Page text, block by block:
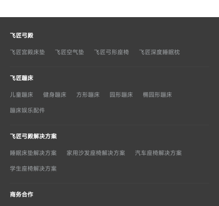
飞匠弓殿
飞匠宫殿床垫 飞匠空气垫 飞匠弓形座椅 飞匠深度睡眠枕
飞匠蹦床
儿童蹦床 健身蹦床 方形蹦床 园形蹦床
椭园形蹦床
蹦床娱乐配件
飞匠弓殿解决方案
睡眠床垫解决方案 家用沙发座椅解决方案
汽车座椅解决方案
学生座椅解决方案
商务合作